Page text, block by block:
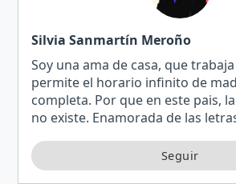
Silvia Sanmartín Meroño
Soy una ama de casa, que
permite el horario infinito de
completa. Por que en este pais,
no existe. Enamorada de las
para…